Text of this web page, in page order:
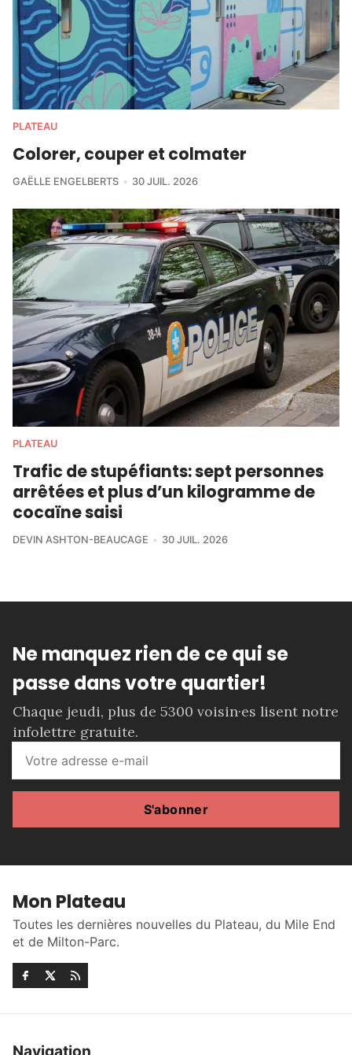
PLATEAU
Colorer, couper et colmater
GAËLLE ENGELBERTS 30 JUIL. 2026
PLATEAU
Trafic de stupéfiants: sept personnes
arrêtées et plus d’un kilogramme de
cocaïne saisi
DEVIN ASHTON-BEAUCAGE 30 JUIL. 2026
Ne manquez rien de ce qui se
passe dans votre quartier!
Chaque jeudi, plus de 5300 voisin·es lisent notre
infolettre gratuite.
S'abonner
Mon Plateau
Toutes les dernières nouvelles du Plateau, du Mile End
et de Milton-Parc.